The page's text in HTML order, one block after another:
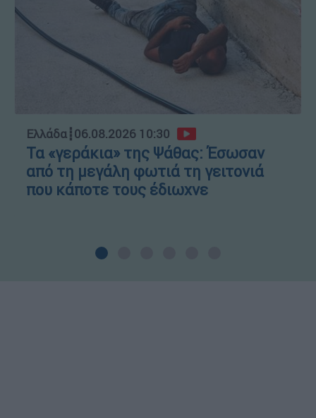
Ελλάδα┋06.08.2026 10:30
Τα «γεράκια» της Ψάθας: Έσωσαν
από τη μεγάλη φωτιά τη γειτονιά
που κάποτε τους έδιωχνε